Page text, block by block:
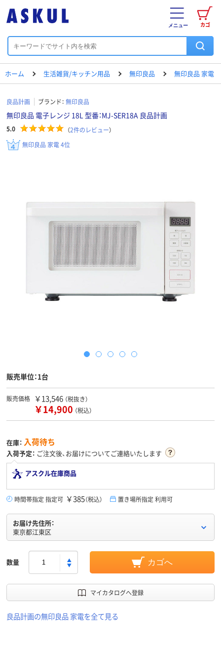
カゴ
メニュー
ホーム 生活雑貨/キッチン用品 無印良品 無印良品 家電
良品計画 ブランド： 無印良品
無印良品 電子レンジ 18L 型番：MJ-SER18A 良品計画
5.0 （2件のレビュー）
無印良品 家電 4位
販売単位：1台
販売価格 ￥13,546 （税抜き）
￥14,900 （税込）
在庫： 入荷待ち
入荷予定： ご注文後、お届けについてご連絡いたします
アスクル在庫商品
時間帯指定 指定可 ￥385（税込） 置き場所指定 利用可
お届け先住所：
東京都江東区
数量 カゴへ
マイカタログへ登録
良品計画の無印良品 家電を全て見る